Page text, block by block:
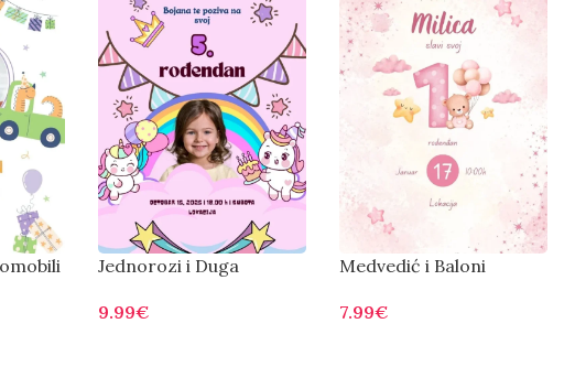
Jednorozi i Duga
9.99€
Medvedić i Baloni
7.99€